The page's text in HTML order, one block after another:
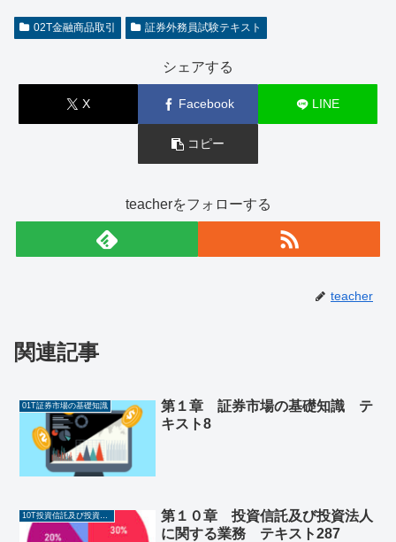
02T金融商品取引 証券外務員試験テキスト
シェアする
X Facebook LINE
コピー
teacherをフォローする
teacher
関連記事
01T証券市場の基礎知識
第１章 証券市場の基礎知識 テ
キスト8
第１０章 投資信託及び投資法人
に関する業務 テキスト287